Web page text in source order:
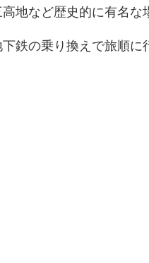
地など歴史的に有名な
鉄の乗り換えで旅順に